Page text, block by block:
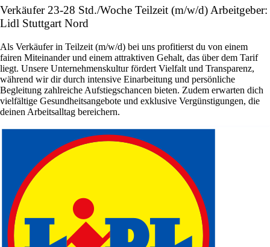
Verkäufer 23-28 Std./Woche Teilzeit (m/w/d) Arbeitgeber:
Lidl Stuttgart Nord
Als Verkäufer in Teilzeit (m/w/d) bei uns profitierst du von einem
fairen Miteinander und einem attraktiven Gehalt, das über dem Tarif
liegt. Unsere Unternehmenskultur fördert Vielfalt und Transparenz,
während wir dir durch intensive Einarbeitung und persönliche
Begleitung zahlreiche Aufstiegschancen bieten. Zudem erwarten dich
vielfältige Gesundheitsangebote und exklusive Vergünstigungen, die
deinen Arbeitsalltag bereichern.